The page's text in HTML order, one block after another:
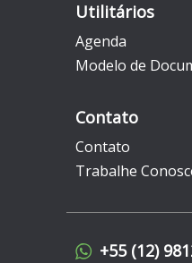
Utilitários
Agenda
Modelo de
Contato
Contato
Trabalhe
+55 (12)